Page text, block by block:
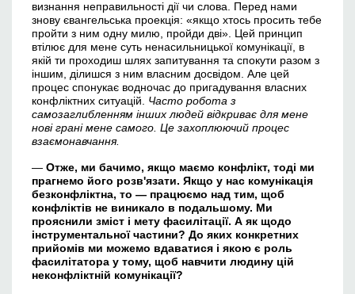
визнання неправильності дії чи слова. Перед нами
знову євангельська проекція: «якщо хтось просить тебе
пройти з ним одну милю, пройди дві». Цей принцип
втілює для мене суть ненасильницької комунікації, в
якій ти проходиш шлях запитування та спокути разом з
іншим, ділишся з ним власним досвідом. Але цей
процес спонукає водночас до пригадування власних
конфліктних ситуацій. Часто робота з
самозаглибленням інших людей відкриває для мене
нові грані мене самого. Це захоплюючий процес
взаємонавчання.
— Отже, ми бачимо, якщо маємо конфлікт, тоді ми
прагнемо його розв'язати. Якщо у нас комунікація
безконфліктна, то — працюємо над тим, щоб
конфліктів не виникало в подальшому. Ми
прояснили зміст і мету фасилітації. А як щодо
інструментальної частини? До яких конкретних
прийомів ми можемо вдаватися і якою є роль
фасилітатора у тому, щоб навчити людину цій
неконфліктній комунікації?